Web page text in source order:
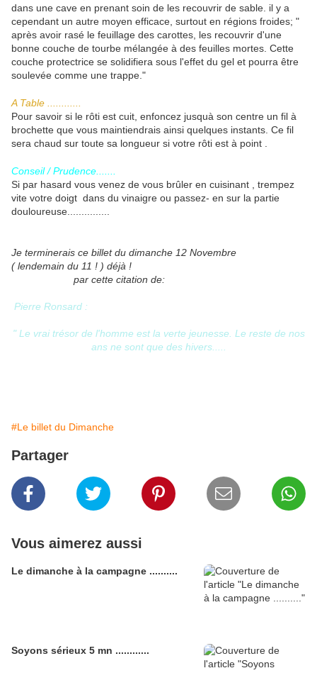
dans une cave en prenant soin de les recouvrir de sable. il y a
cependant un autre moyen efficace, surtout en régions froides; "
après avoir rasé le feuillage des carottes, les recouvrir d'une
bonne couche de tourbe mélangée à des feuilles mortes. Cette
couche protectrice se solidifiera sous l'effet du gel et pourra être
soulevée comme une trappe."
A Table ............
Pour savoir si le rôti est cuit, enfoncez jusquà son centre un fil à
brochette que vous maintiendrais ainsi quelques instants. Ce fil
sera chaud sur toute sa longueur si votre rôti est à point .
Conseil / Prudence.......
Si par hasard vous venez de vous brûler en cuisinant , trempez
vite votre doigt dans du vinaigre ou passez- en sur la partie
douloureuse...............
Je terminerais ce billet du dimanche 12 Novembre
( lendemain du 11 ! ) déjà !
par cette citation de:
Pierre Ronsard :
" Le vrai trésor de l'homme est la verte jeunesse. Le reste de nos
ans ne sont que des hivers.....
#Le billet du Dimanche
Partager
Vous aimerez aussi
Le dimanche à la campagne ..........
Soyons sérieux 5 mn ............